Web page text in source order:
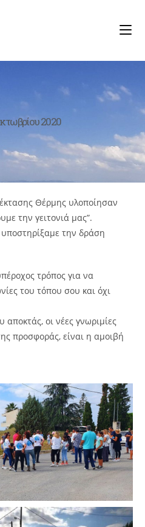
2020
Θέρμης υλοποίησαν
την γειτονιά μας”.
την δράση
τρόπος για να
του τόπου σου και όχι
αποκτάς, οι νέες γνωριμίες
προσφοράς, είναι η αμοιβή